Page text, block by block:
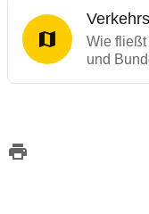
Wie fließt
und